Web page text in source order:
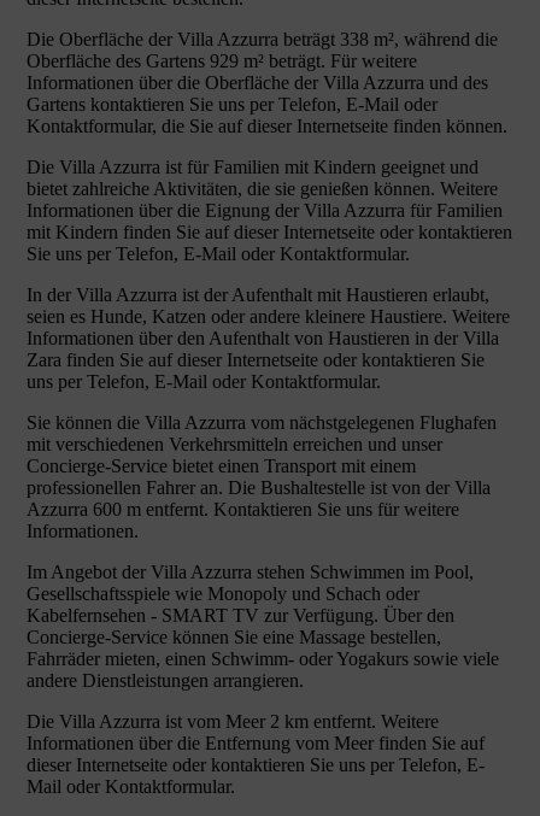
Die Oberfläche der Villa Azzurra beträgt 338 m², während die
Oberfläche des Gartens 929 m² beträgt. Für weitere
Informationen über die Oberfläche der Villa Azzurra und des
Gartens kontaktieren Sie uns per Telefon, E-Mail oder
Kontaktformular, die Sie auf dieser Internetseite finden können.
Die Villa Azzurra ist für Familien mit Kindern geeignet und
bietet zahlreiche Aktivitäten, die sie genießen können. Weitere
Informationen über die Eignung der Villa Azzurra für Familien
mit Kindern finden Sie auf dieser Internetseite oder kontaktieren
Sie uns per Telefon, E-Mail oder Kontaktformular.
In der Villa Azzurra ist der Aufenthalt mit Haustieren erlaubt,
seien es Hunde, Katzen oder andere kleinere Haustiere. Weitere
Informationen über den Aufenthalt von Haustieren in der Villa
Zara finden Sie auf dieser Internetseite oder kontaktieren Sie
uns per Telefon, E-Mail oder Kontaktformular.
Sie können die Villa Azzurra vom nächstgelegenen Flughafen
mit verschiedenen Verkehrsmitteln erreichen und unser
Concierge-Service bietet einen Transport mit einem
professionellen Fahrer an. Die Bushaltestelle ist von der Villa
Azzurra 600 m entfernt. Kontaktieren Sie uns für weitere
Informationen.
Im Angebot der Villa Azzurra stehen Schwimmen im Pool,
Gesellschaftsspiele wie Monopoly und Schach oder
Kabelfernsehen - SMART TV zur Verfügung. Über den
Concierge-Service können Sie eine Massage bestellen,
Fahrräder mieten, einen Schwimm- oder Yogakurs sowie viele
andere Dienstleistungen arrangieren.
Die Villa Azzurra ist vom Meer 2 km entfernt. Weitere
Informationen über die Entfernung vom Meer finden Sie auf
dieser Internetseite oder kontaktieren Sie uns per Telefon, E-
Mail oder Kontaktformular.